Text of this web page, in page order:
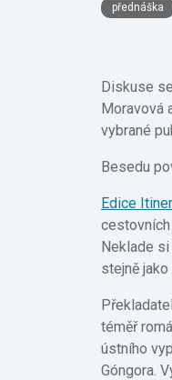
přednáška
Diskuse
Moravová
vybrané
Besedu
Edice
Neklade
stejně
téměř
ústního
Góngora.